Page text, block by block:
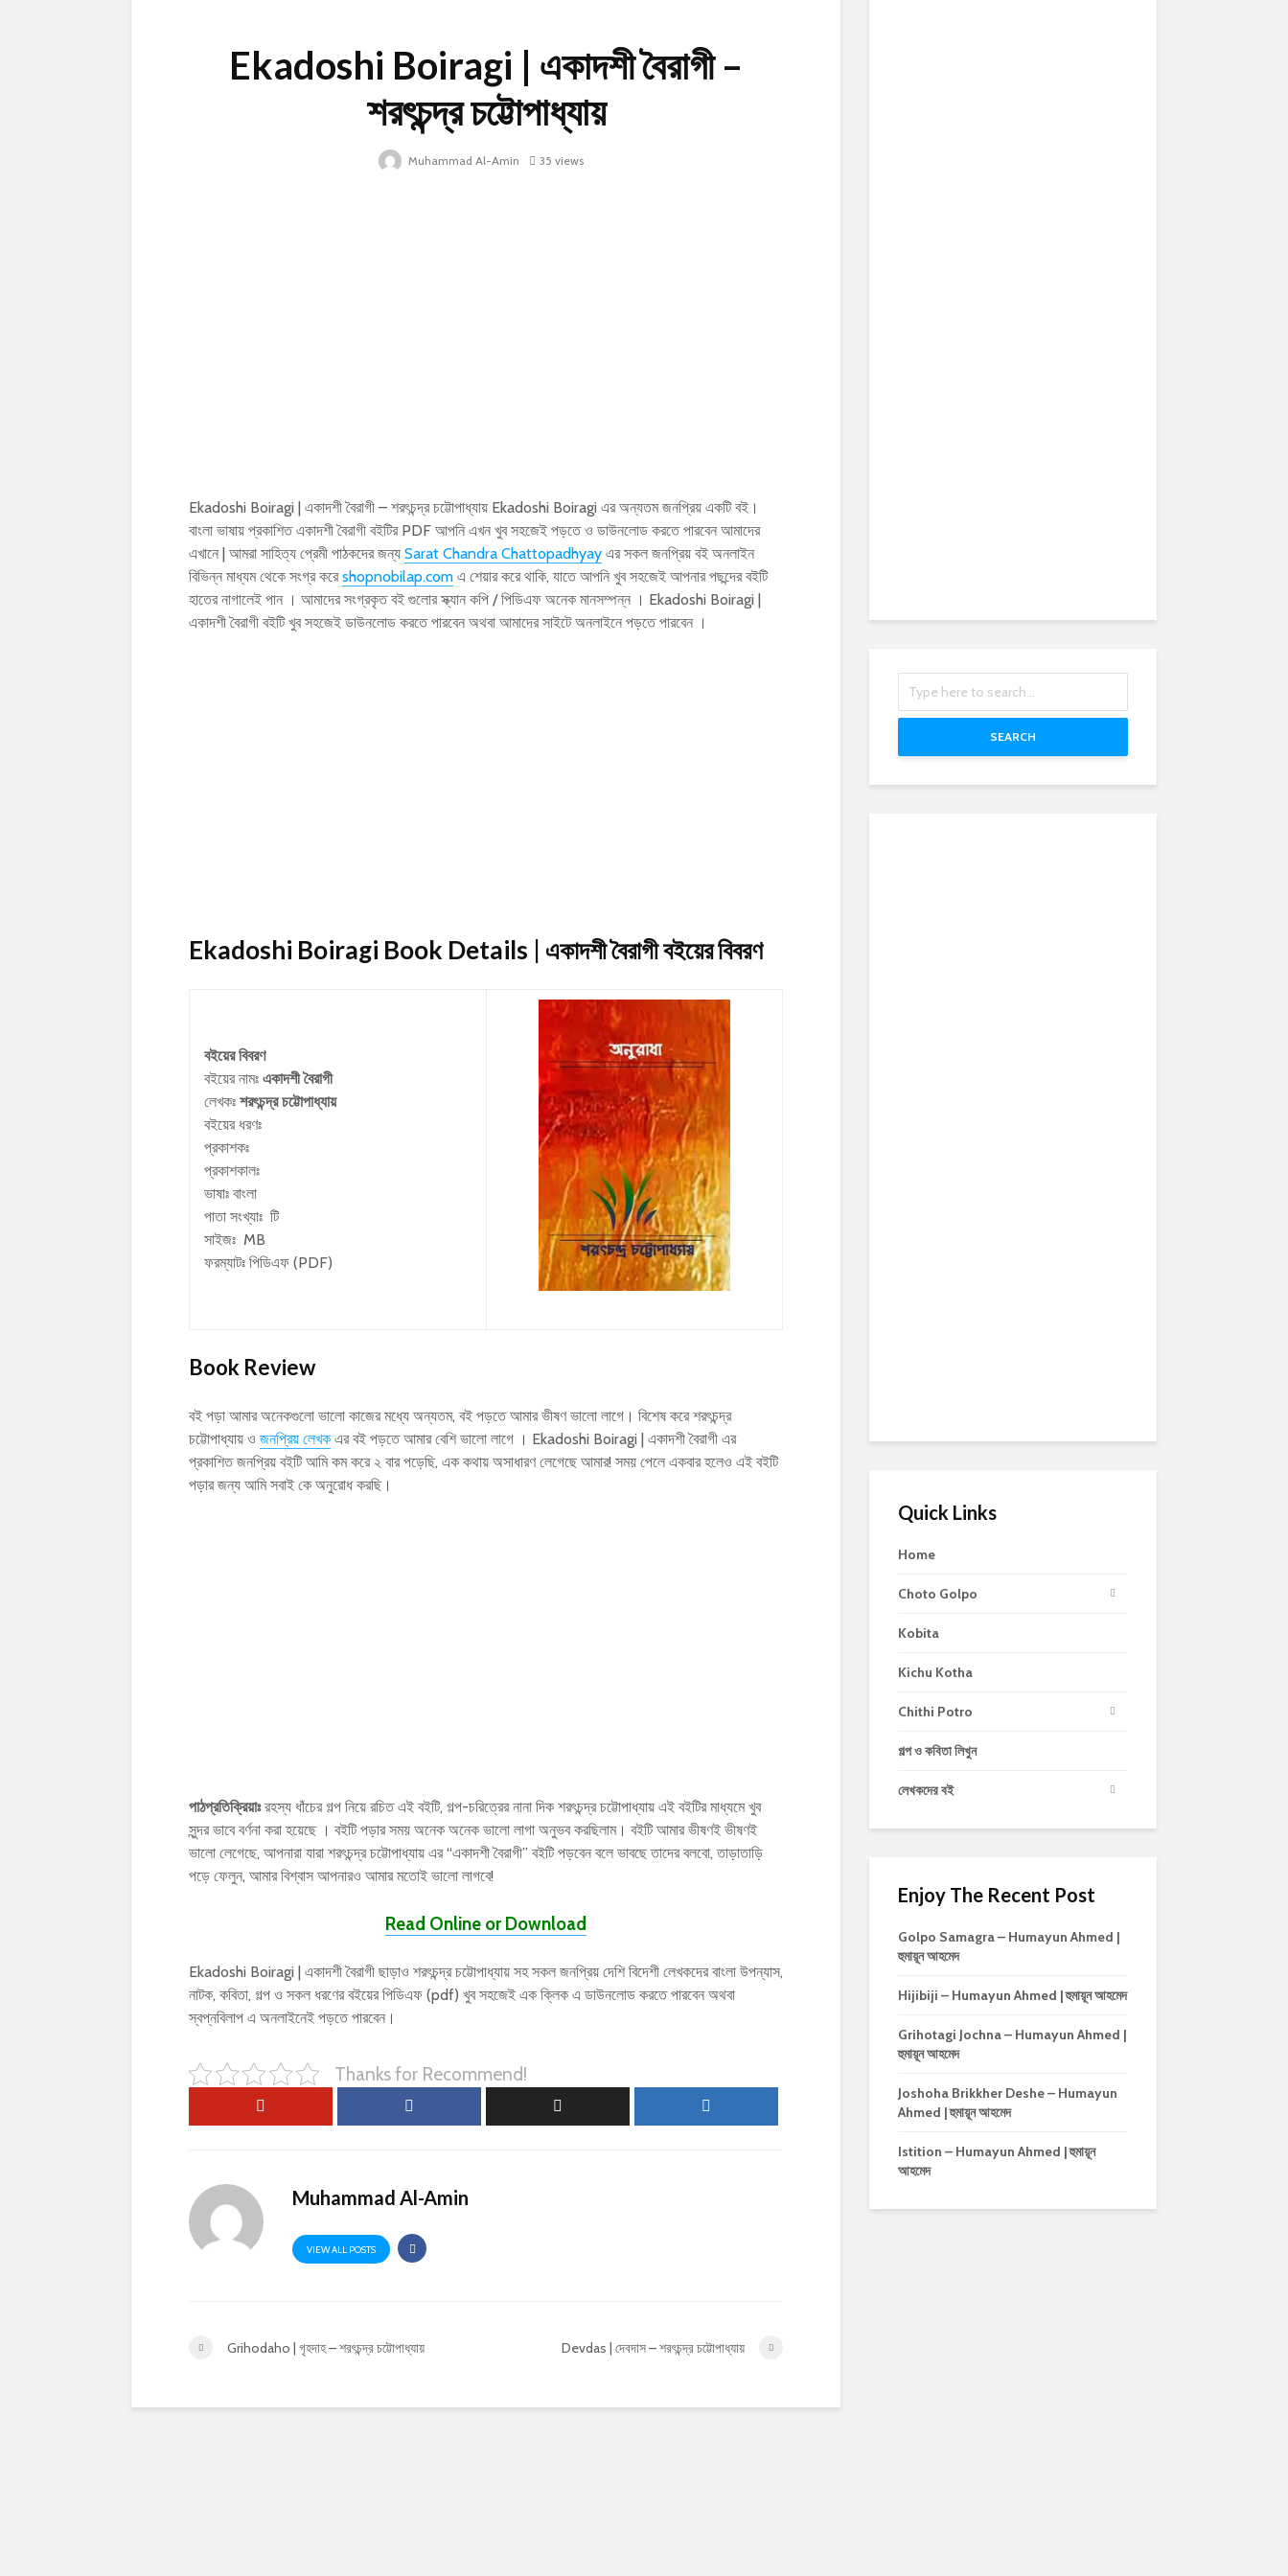
Ekadoshi Boiragi | একাদশী বৈরাগী –
শরৎচন্দ্র চট্টোপাধ্যায়
Muhammad Al-Amin 35 views
Ekadoshi Boiragi | একাদশী বৈরাগী – শরৎচন্দ্র চট্টোপাধ্যায় Ekadoshi Boiragi এর অন্যতম জনপ্রিয় একটি বই।
বাংলা ভাষায় প্রকাশিত একাদশী বৈরাগী বইটির PDF আপনি এখন খুব সহজেই পড়তে ও ডাউনলোড করতে পারবেন আমাদের
এখানে | আমরা সাহিত্য প্রেমী পাঠকদের জন্য Sarat Chandra Chattopadhyay এর সকল জনপ্রিয় বই অনলাইন
বিভিন্ন মাধ্যম থেকে সংগ্র করেshopnobilap.com এ শেয়ার করে থাকি, যাতে আপনি খুব সহজেই আপনার পছন্দের বইটি
হাতের নাগালেই পান । আমাদের সংগ্রকৃত বই গুলোর স্ক্যান কপি / পিডিএফ অনেক মানসম্পন্ন । Ekadoshi Boiragi |
একাদশী বৈরাগী বইটি খুব সহজেই ডাউনলোড করতে পারবেন অথবা আমাদের সাইটে অনলাইনে পড়তে পারবেন ।
Ekadoshi Boiragi Book Details | একাদশী বৈরাগীবইয়ের বিবরণ
বইয়ের বিবরণ
বইয়ের নামঃ একাদশী বৈরাগী
লেখকঃ শরৎচন্দ্র চট্টোপাধ্যায়
বইয়ের ধরণঃ
প্রকাশকঃ
প্রকাশকালঃ
ভাষাঃ বাংলা
পাতা সংখ্যাঃ টি
সাইজঃ MB
ফরম্যাটঃ পিডিএফ (PDF)
Book Review
বই পড়া আমার অনেকগুলো ভালো কাজের মধ্যে অন্যতম, বই পড়তে আমার ভীষণ ভালো লাগে। বিশেষ করে শরৎচন্দ্র
চট্টোপাধ্যায় ও জনপ্রিয় লেখক এর বই পড়তে আমার বেশি ভালো লাগে । Ekadoshi Boiragi | একাদশী বৈরাগী এর
প্রকাশিত জনপ্রিয় বইটি আমি কম করে ২ বার পড়েছি, এক কথায় অসাধারণ লেগেছে আমার! সময় পেলে একবার হলেও এই বইটি
পড়ার জন্য আমি সবাই কে অনুরোধ করছি।
পাঠপ্রতিক্রিয়াঃরহস্য ধাঁচের গল্প নিয়ে রচিত এই বইটি, গল্প-চরিত্রের নানা দিক শরৎচন্দ্র চট্টোপাধ্যায় এই বইটির মাধ্যমে খুব
সুন্দর ভাবে বর্ণনা করা হয়েছে । বইটি পড়ার সময় অনেক অনেক ভালো লাগা অনুভব করছিলাম। বইটি আমার ভীষণই ভীষণই
ভালো লেগেছে, আপনারা যারা শরৎচন্দ্র চট্টোপাধ্যায় এর “একাদশী বৈরাগী” বইটি পড়বেন বলে ভাবছে তাদের বলবো, তাড়াতাড়ি
পড়ে ফেলুন, আমার বিশ্বাস আপনারও আমার মতোই ভালো লাগবে!
Read Online or Download
Ekadoshi Boiragi | একাদশী বৈরাগী ছাড়াও শরৎচন্দ্র চট্টোপাধ্যায় সহ সকল জনপ্রিয় দেশি বিদেশী লেখকদের বাংলা উপন্যাস,
নাটক, কবিতা, গল্প ও সকল ধরণের বইয়ের পিডিএফ (pdf) খুব সহজেই এক ক্লিক এ ডাউনলোড করতে পারবেন অথবা
স্বপ্নবিলাপ এ অনলাইনেই পড়তে পারবেন।
Thanks for Recommend!
Muhammad Al-Amin
VIEW ALL POSTS
Grihodaho | গৃহদাহ – শরৎচন্দ্র চট্টোপাধ্যায় Devdas | দেবদাস – শরৎচন্দ্র চট্টোপাধ্যায়
SEARCH
Quick Links
Home
Choto Golpo
Kobita
Kichu Kotha
Chithi Potro
গল্প ও কবিতা লিখুন
লেখকদের বই
Enjoy The Recent Post
Golpo Samagra – Humayun Ahmed |
হুমায়ূন আহমেদ
Hijibiji – Humayun Ahmed | হুমায়ূন আহমেদ
Grihotagi Jochna – Humayun Ahmed |
হুমায়ূন আহমেদ
Joshoha Brikkher Deshe – Humayun
Ahmed | হুমায়ূন আহমেদ
Istition – Humayun Ahmed | হুমায়ূন
আহমেদ